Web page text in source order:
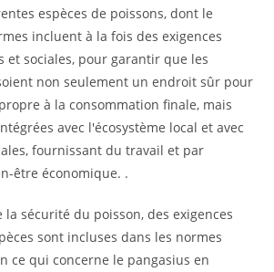
espèces de poissons, dont le
incluent à la fois des exigences
et sociales, pour garantir que les
non seulement un endroit sûr pour
à la consommation finale, mais
avec l'écosystème local et avec
fournissant du travail et par
être économique. .
la sécurité du poisson, des exigences
sont incluses dans les normes
ce qui concerne le pangasius en